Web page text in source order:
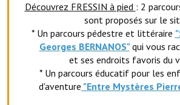
L'association Avotra-France
Le foyer de la Planquette
L'association des anciens combattants
L'association des anciens sapeurs-
Découvrez FRESSIN à pied : 2
sont proposés sur le
* Un parcours pédestre et littéraire
Georges BERNANOS" qui vous
et ses endroits favoris du
* Un parcours éducatif pour les
d'aventure "Entre Mystères